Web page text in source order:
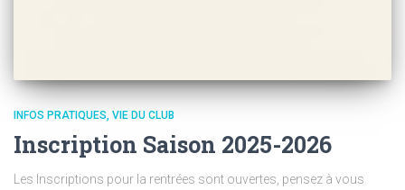
INFOS PRATIQUES VIE DU CLUB
Inscription Saison 2025-2026
Les Inscriptions pour la rentrées sont ouvertes, pensez à vous